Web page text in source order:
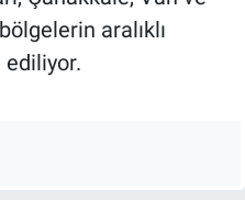
aralıklı
ediliyor.